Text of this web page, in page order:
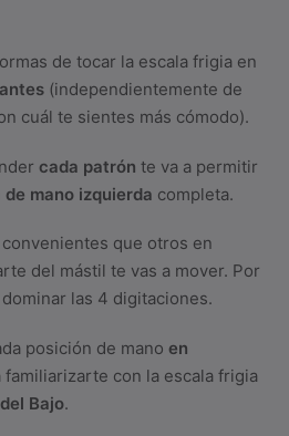
de tocar la escala frigia en
(independientemente de
cuál te sientes más cómodo).
cada patrón te va a permitir
mano izquierda completa.
que otros en
del mástil te vas a mover. Por
las 4 digitaciones.
posición de mano en
familiarizarte con la escala frigia
Bajo.